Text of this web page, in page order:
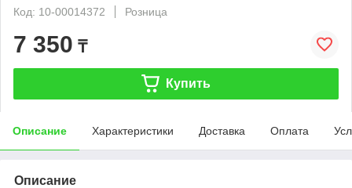
Код: 10-00014372
Розница
7 350 ₸
Купить
Описание Характеристики Доставка Оплата
Описание